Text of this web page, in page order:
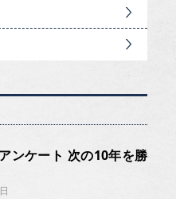
ンケート 次の10年を勝